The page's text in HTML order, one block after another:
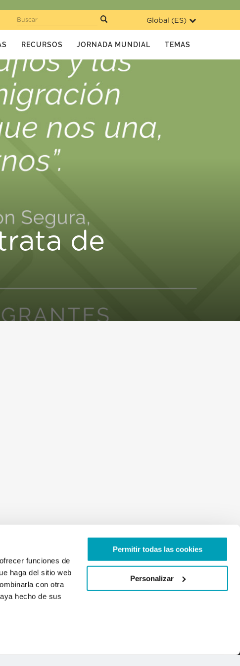
funciones de
haga del sitio web
con otra
hecho de sus
Permitir todas las cookies
Personalizar
Global (ES)
Buscar
RECURSOS JORNADA MUNDIAL TEMAS
de